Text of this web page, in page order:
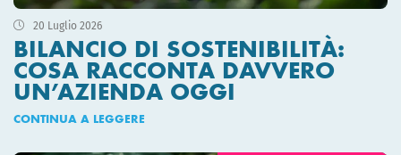
20 Luglio 2026
BILANCIO DI SOSTENIBILITÀ:
COSA RACCONTA DAVVERO
UN’AZIENDA OGGI
CONTINUA A LEGGERE